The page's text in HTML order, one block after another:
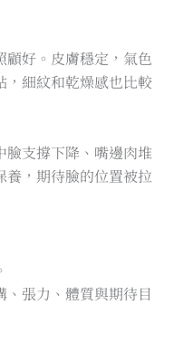
好。皮膚穩定，氣色
，細紋和乾燥感也比較
支撐下降、嘴邊肉堆
養，期待臉的位置被拉
張力、體質與期待目